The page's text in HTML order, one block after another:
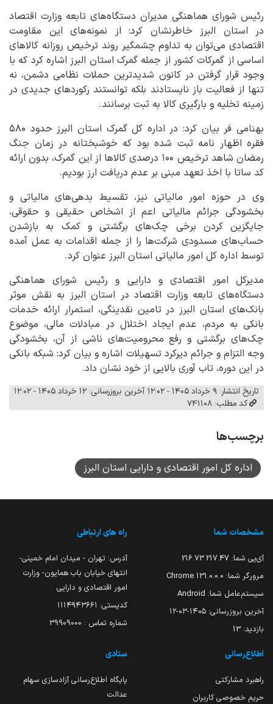
رئیس شورای هماهنگی مدیران دستگاه‌های تابعه وزارت اقتصاد
در استان البرز خاطرنشان کرد: از نمونه‌های این مقاومت
اقتصادی می‌توان به تداوم چشمگیر روند ترخیص روزانه کالاهای
اساسی از گمرکات کشور از جمله گمرک استان البرز اشاره کرد که با
وجود قرار گرفتن در کانون شدیدترین حملات نظامی دشمن، نه
تنها از فعالیت باز نایستادند بلکه توانستند رکوردهای جدیدی در
زمینه تخلیه و بارگیری کالا به ثبت برسانند.
بهنامی فر بیان کرد: در اداره کل گمرک استان البرز حدود ۵۸۰
فقره اظهار نامه ثبت شده بود که خوشبختانه در زمان جنگ
رمضان شاهد ترخیص ۱۰۰ درصدی کالاها از این گمرک، بدون ارائه
کد ساتا با اخذ تعهد مبنی بر عدم دریافت ارز بودیم.
وی در حوزه امور مالیاتی نیز، تقسیط بدهی‌های مالیاتی و
بخشودگی جرائم مالیاتی اعم از اشخاص حقیقی و حقوقی،
جایگزین کردن برخی چک‌های برگشتی و کمک به بازشدن
حساب‌های مسدودی شرکت‌ها را از جمله اقدامات به عمل آمده
توسط اداره کل امور مالیاتی استان البرز عنوان کرد.
مدیرکل امور اقتصادی و دارایی و رئیس شورای هماهنگی
دستگاه‌های تابعه وزارت اقتصاد در استان البرز به نقش موثر
بانک‌های استان البرز در تامین نقدینگی، استمرار ارائه خدمات
بانکی به مردم، عدم ایجاد اختلال در مبادلات مالی، موضوع
چک‌های برگشتی و رفع محرومیت‌های ناشی از آن، بخشودگی
وجه التزام و جرائم دیرکرد تسهیلات اشاره و بیان کرد: شبکه بانکی
در این دوره، تاب آوری بالایی از خود نشان داد.
تاریخ انتشار: ۹ خرداد ۱۴۰۵ - ۱۲:۰۲
آخرین بروزرسانی: ۱۲ خرداد ۱۴۰۵ - ۱۲:۰۲
کد مطلب: 741108
برچسب‌ها
اداره کل امور اقتصادی و دارایی استان البرز
مشخصات شما
آی‌پی شما: 216.73.217.47
مرورگر شما: 131.0.0.0 Chrome
سیستم‌عامل شما: Android
آخرین بروزرسانی: ۱۴۰۵-۰۳-۱۲
بازدید: 13
راه های ارتباطی
آدرس: تهران - میدان امام خمینی-
انتهای خیابان باب همایون- وزارت
امور اقتصادی و دارایی
کدپستی: ۱۱۱۴۹۴۳۶۶۱
شماره تماس : 39909000
اطلاع‌رسانی
راهبرد مشارکتی
حریم خصوصی کاربران
ستادی
پایگاه اطلاع‌رسانی آزادسازی سهام
عدالت